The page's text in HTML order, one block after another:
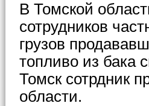
В Томской
сотрудников
грузов
топливо из
Томск сотрдник
области.